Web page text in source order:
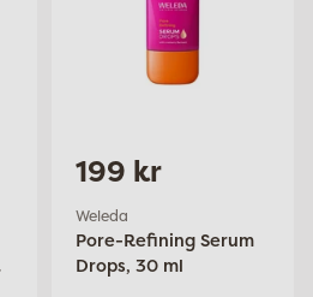
199 kr
Weleda
Pore-Refining Serum
Drops, 30 ml